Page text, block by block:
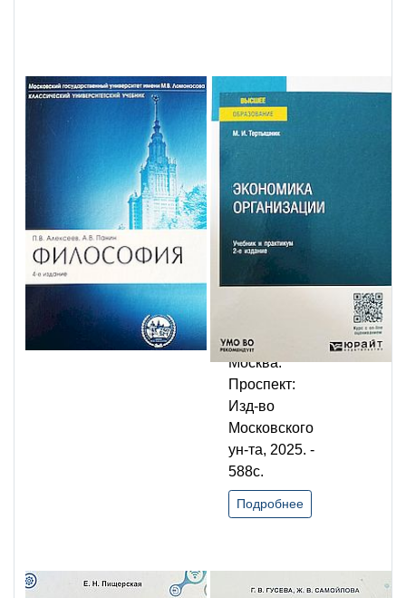
П. В.
Алексеев
В. Алексеев,
А. В. Панин;
МГУ им. М.
В.
доп. -
Москва:
Проспект:
Изд-во
Московского
ун-та, 2025. -
588с.
Подробнее